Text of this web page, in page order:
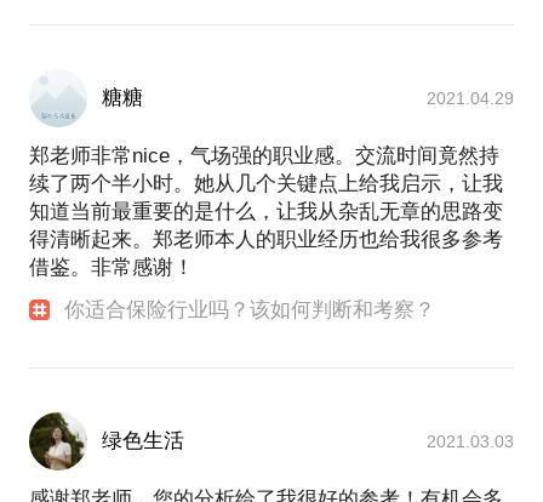
糖糖 2021.04.29
郑老师非常nice，气场强的职业感。交流时间竟然持
续了两个半小时。她从几个关键点上给我启示，让我
知道当前最重要的是什么，让我从杂乱无章的思路变
得清晰起来。郑老师本人的职业经历也给我很多参考
借鉴。非常感谢！
你适合保险行业吗？该如何判断和考察？
绿色生活 2021.03.03